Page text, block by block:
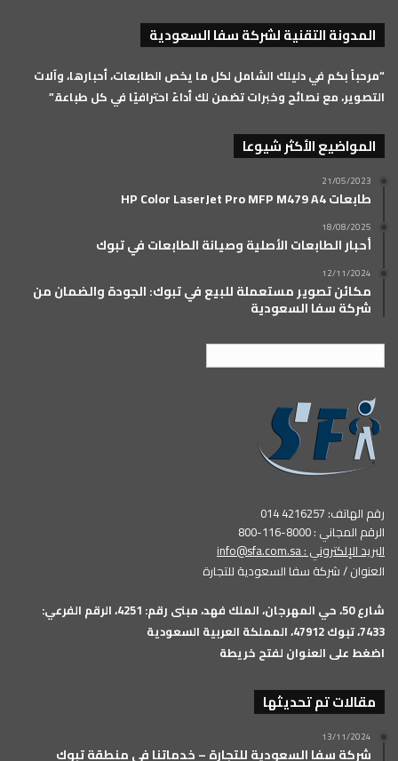
المدونة التقنية لشركة سفا السعودية
“مرحباً بكم في دليلك الشامل لكل ما يخص الطابعات، أحبارها، وآلات
التصوير، مع نصائح وخبرات تضمن لك أداءً احترافيًا في كل طباعة.”
المواضيع الأكثر شيوعا
21/05/2023
طابعات HP Color LaserJet Pro MFP M479 A4
18/08/2025
أحبار الطابعات الأصلية وصيانة الطابعات في تبوك
12/11/2024
مكائن تصوير مستعملة للبيع في تبوك: الجودة والضمان من
شركة سفا السعودية
رقم الهاتف: 4216257 014
الرقم المجاني : 8000-116-800
البريد الإلكتروني :info@sfa.com.sa
العنوان / شركة سفا السعودية للتجارة
شارع 50، حي المهرجان، الملك فهد، مبنى رقم: 4251، الرقم الفرعي:
7433، تبوك 47912، المملكة العربية السعودية
اضغط على العنوان لفتح خريطة
مقالات تم تحديثها
13/11/2024
شركة سفا السعودية للتجارة – خدماتنا في منطقة تبوك